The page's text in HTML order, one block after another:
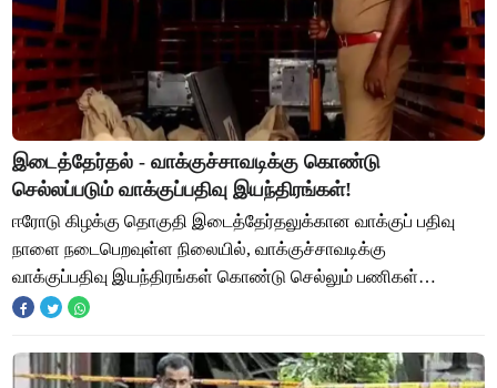
இடைத்தேர்தல் - வாக்குச்சாவடிக்கு கொண்டு
செல்லப்படும் வாக்குப்பதிவு இயந்திரங்கள்!
ஈரோடு கிழக்கு தொகுதி இடைத்தேர்தலுக்கான வாக்குப் பதிவு
நாளை நடைபெறவுள்ள நிலையில், வாக்குச்சாவடிக்கு
வாக்குப்பதிவு இயந்திரங்கள் கொண்டு செல்லும் பணிகள்
தீவிரமாக நடைபெற்று வருகிறது. ஈரோடு கிழக்கு தொகுதி